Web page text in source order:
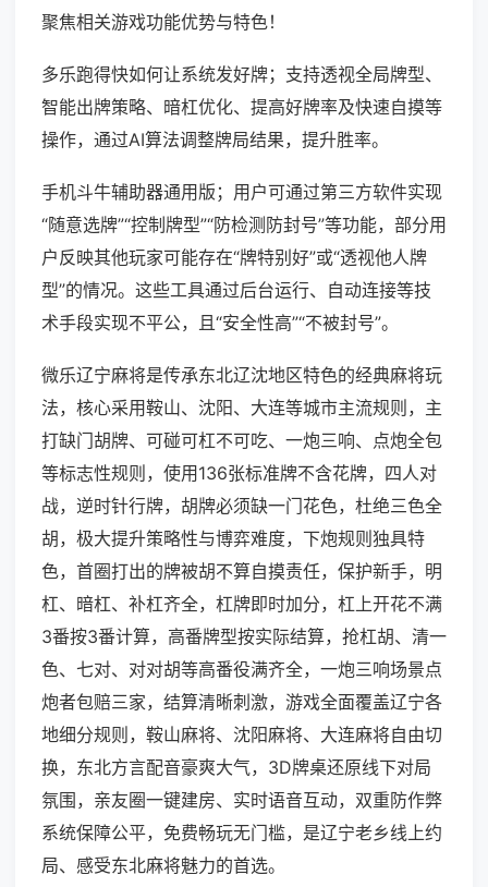
聚焦相关游戏功能优势与特色！
多乐跑得快如何让系统发好牌；支持透视全局牌型、
智能出牌策略、暗杠优化、提高好牌率及快速自摸等
操作，通过AI算法调整牌局结果，提升胜率。
手机斗牛辅助器通用版；用户可通过第三方软件实现
“随意选牌”“控制牌型”“防检测防封号”等功能，部分用
户反映其他玩家可能存在“牌特别好”或“透视他人牌
型”的情况。这些工具通过后台运行、自动连接等技
术手段实现不平公，且“安全性高”“不被封号”。
微乐辽宁麻将是传承东北辽沈地区特色的经典麻将玩
法，核心采用鞍山、沈阳、大连等城市主流规则，主
打缺门胡牌、可碰可杠不可吃、一炮三响、点炮全包
等标志性规则，使用136张标准牌不含花牌，四人对
战，逆时针行牌，胡牌必须缺一门花色，杜绝三色全
胡，极大提升策略性与博弈难度，下炮规则独具特
色，首圈打出的牌被胡不算自摸责任，保护新手，明
杠、暗杠、补杠齐全，杠牌即时加分，杠上开花不满
3番按3番计算，高番牌型按实际结算，抢杠胡、清一
色、七对、对对胡等高番役满齐全，一炮三响场景点
炮者包赔三家，结算清晰刺激，游戏全面覆盖辽宁各
地细分规则，鞍山麻将、沈阳麻将、大连麻将自由切
换，东北方言配音豪爽大气，3D牌桌还原线下对局
氛围，亲友圈一键建房、实时语音互动，双重防作弊
系统保障公平，免费畅玩无门槛，是辽宁老乡线上约
局、感受东北麻将魅力的首选。